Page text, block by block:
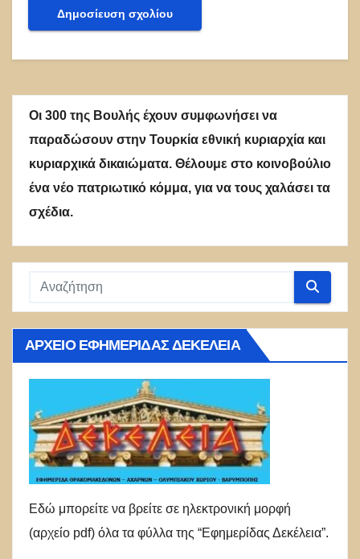
Οι 300 της Βουλής έχουν συμφωνήσει να
παραδώσουν στην Τουρκία εθνική κυριαρχία και
κυριαρχικά δικαιώματα. Θέλουμε στο κοινοβούλιο
ένα νέο πατριωτικό κόμμα, για να τους χαλάσει τα
σχέδια.
ΑΡΧΕΊΟ ΕΦΗΜΕΡΊΔΑΣ ΔΕΚΈΛΕΙΑ
Εδώ μπορείτε να βρείτε σε ηλεκτρονική μορφή
(αρχείο pdf) όλα τα φύλλα της “Εφημερίδας Δεκέλεια”.